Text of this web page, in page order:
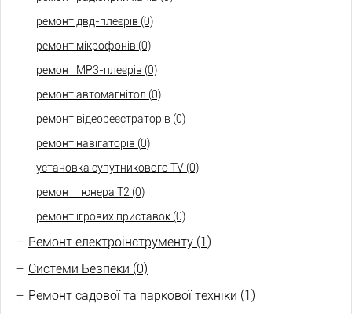
ремонт двд-плеєрів (0)
ремонт мікрофонів (0)
ремонт МР3-плеєрів (0)
ремонт автомагнітол (0)
ремонт відеореєстраторів (0)
ремонт навігаторів (0)
установка супутникового TV (0)
ремонт тюнера Т2 (0)
ремонт ігрових приставок (0)
+ Ремонт електроінструменту (1)
+ Системи Безпеки (0)
+ Ремонт садової та паркової техніки (1)